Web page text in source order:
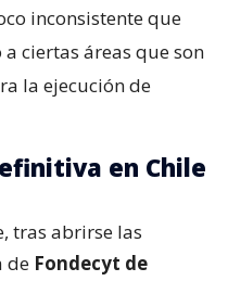
inconsistente que
ciertas áreas que son
la ejecución de
en Chile
tras abrirse las
de Fondecyt de